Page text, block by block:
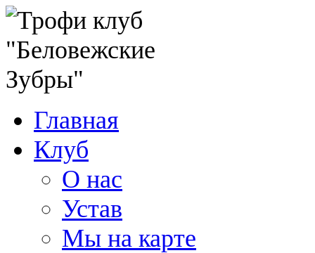
Главная
Клуб
О нас
Устав
Мы на карте